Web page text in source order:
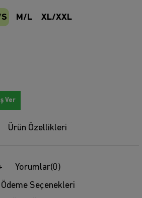
M/L XL/XXL
Ver
Ürün Özellikleri
Yorumlar(0)
Ödeme Seçenekleri